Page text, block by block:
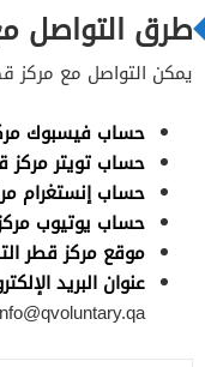
طرق التواصل
يمكن التواصل مع مركز
حساب فيسبوك
حساب تويتر
حساب إنستغرام
حساب يوتيوب
موقع مركز قطر
عنوان البريد